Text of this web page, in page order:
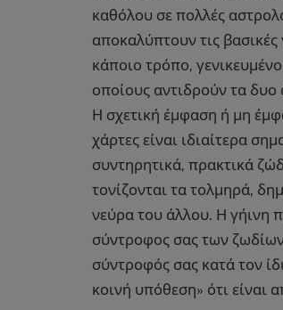
καθόλου σε πολλές
αποκαλύπτουν τις
κάποιο τρόπο,
οποίους αντιδρούν τα δυο
Η σχετική έμφαση ή μη
χάρτες είναι ιδιαίτερα
συντηρητικά, πρακτικά
τονίζονται τα τολμηρά,
νεύρα του άλλου. Η γήινη
σύντροφος σας των
σύντροφός σας κατά τον
κοινή υπόθεση» ότι είναι